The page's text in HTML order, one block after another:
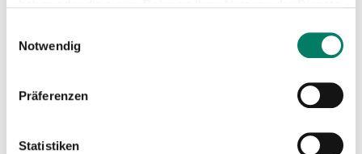
Notwendig
Präferenzen
Statistiken
Betreiber
https://www.bahn.de/nrw
https://sev.db-ersatzverkehr.de/